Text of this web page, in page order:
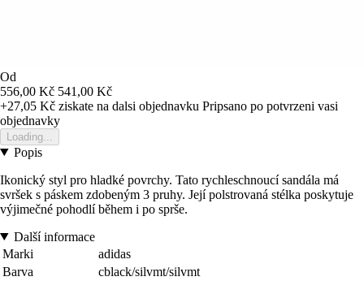
Od
556,00 Kč 541,00 Kč
+27,05 Kč ziskate na dalsi objednavku Pripsano po potvrzeni vasi
objednavky
Loading...
Popis
Ikonický styl pro hladké povrchy. Tato rychleschnoucí sandála má
svršek s páskem zdobeným 3 pruhy. Její polstrovaná stélka poskytuje
výjimečné pohodlí během i po sprše.
Další informace
Marki
adidas
Barva
cblack/silvmt/silvmt